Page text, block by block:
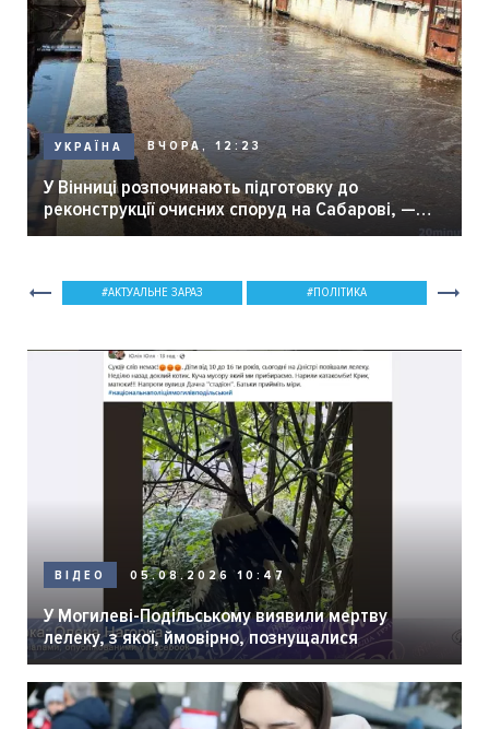
УКРАЇНА ВЧОРА, 12:23
У Вінниці розпочинають підготовку до
реконструкції очисних споруд на Сабарові, —
мер Вінниці.
АКТУАЛЬНЕ ЗАРАЗ ПОЛІТИКА
ВІДЕО 05.08.2026 10:47
У Могилеві-Подільському виявили мертву
лелеку, з якої, ймовірно, познущалися